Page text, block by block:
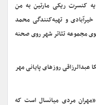
کنسرت ریکی مارتین به من
و تهیه‌کنندگی محمد
در سالن چهارسوی مجموعه تئاتر شهر روی صحنه
عبدالرزاقی روزهای پایانی مهر
مردی میانسال است که